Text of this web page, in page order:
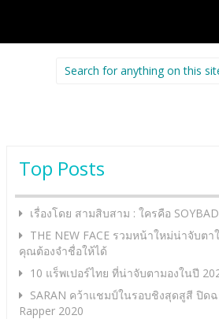
Search
for:
Top Posts
เรื่องโดย สามสิบสาม : ใครคือ
THE NEW FACE รวมหน้าใหม่น่าจับต
คุณต้องจำชื่อให้ได้
10 แร็พเปอร์ไทย ที่น่าจับตามองในปี
SARAN คว้าแชมป์ในรอบชิงสุดสูสี ปิด
Rapper 2020